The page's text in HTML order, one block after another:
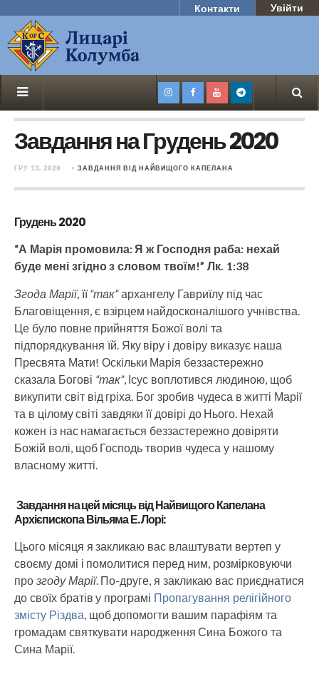
Контакти Увійти
Завдання на Грудень 2020
ГРУ 13, 2020 > ЗАВДАННЯ ВІД НАЙВИЩОГО КАПЕЛАНА
Грудень 2020
“А Марія промовила: Я ж Господня раба: нехай
буде мені згідно з словом твоїм!” Лк. 1:38
Згода Марії, її“так”архангелу Гавриїлу під час
Благовіщення, є взірцем найдосконалішого учнівства.
Це було повне прийняття Божої волі та
підпорядкування їй. Яку віру і довіру виказує наша
Пресвята Мати! Оскільки Марія беззастережно
сказала Богові “так”, Ісус воплотився людиною, щоб
викупити світ від гріха. Бог зробив чудеса в житті Марії
та в цілому світі завдяки її довірі до Нього. Нехай
кожен із нас намагається беззастережно довіряти
Божій волі, щоб Господь творив чудеса у нашому
власному житті.
Завдання на цей місяць від Найвищого Капелана
Архієпископа Вільяма Е. Лорі:
Цього місяця я закликаю вас влаштувати вертеп у
своєму домі і помолитися перед ним, розмірковуючи
про згоду Марії. По-друге, я закликаю вас приєднатися
до своїх братів у програмі Пропагування релігійного
змісту Різдва, щоб допомогти вашим парафіям та
громадам святкувати народження Сина Божого та
Сина Марії.